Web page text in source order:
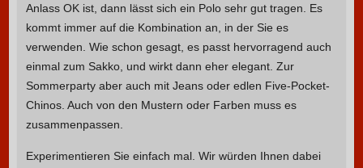
Anlass OK ist, dann lässt sich ein Polo sehr gut tragen. Es
kommt immer auf die Kombination an, in der Sie es
verwenden. Wie schon gesagt, es passt hervorragend auch
einmal zum Sakko, und wirkt dann eher elegant. Zur
Sommerparty aber auch mit Jeans oder edlen Five-Pocket-
Chinos. Auch von den Mustern oder Farben muss es
zusammenpassen.
Experimentieren Sie einfach mal. Wir würden Ihnen dabei